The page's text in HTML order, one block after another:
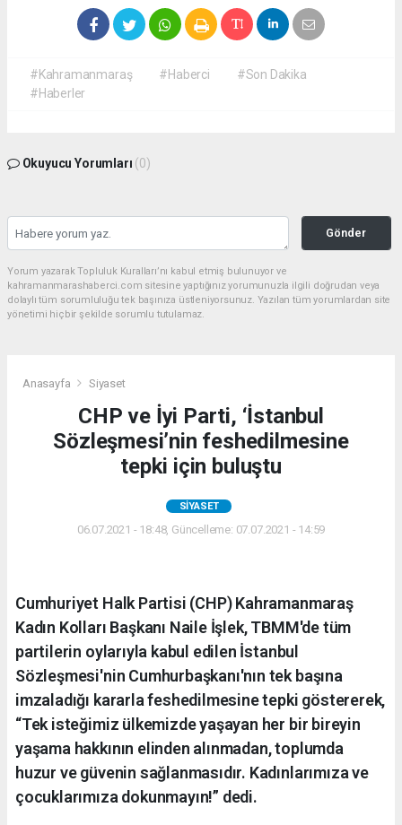
#Kahramanmaraş #Haberci
#Son Dakika
#Haberler
Okuyucu Yorumları (0)
Gönder
Yorum yazarak Topluluk Kuralları’nı kabul etmiş bulunuyor ve
kahramanmarashaberci.com sitesine yaptığınız yorumunuzla ilgili doğrudan veya
dolaylı tüm sorumluluğu tek başınıza üstleniyorsunuz. Yazılan tüm yorumlardan site
yönetimi hiçbir şekilde sorumlu tutulamaz.
Anasayfa Siyaset
CHP ve İyi Parti, ‘İstanbul
Sözleşmesi’nin feshedilmesine
tepki için buluştu
SIYASET
06.07.2021 - 18:48, Güncelleme: 07.07.2021 - 14:59
Cumhuriyet Halk Partisi (CHP) Kahramanmaraş
Kadın Kolları Başkanı Naile İşlek, TBMM'de tüm
partilerin oylarıyla kabul edilen İstanbul
Sözleşmesi'nin Cumhurbaşkanı'nın tek başına
imzaladığı kararla feshedilmesine tepki göstererek,
“Tek isteğimiz ülkemizde yaşayan her bir bireyin
yaşama hakkının elinden alınmadan, toplumda
huzur ve güvenin sağlanmasıdır. Kadınlarımıza ve
çocuklarımıza dokunmayın!” dedi.